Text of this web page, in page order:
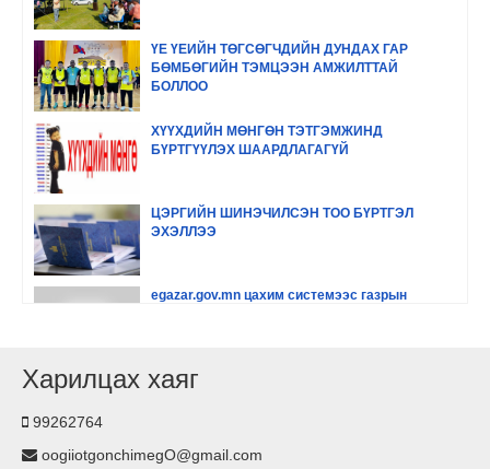
ҮЕ ҮЕИЙН ТӨГСӨГЧДИЙН ДУНДАХ ГАР
БӨМБӨГИЙН ТЭМЦЭЭН АМЖИЛТТАЙ
БОЛЛОО
ХҮҮХДИЙН МӨНГӨН ТЭТГЭМЖИНД
БҮРТГҮҮЛЭХ ШААРДЛАГАГҮЙ
ЦЭРГИЙН ШИНЭЧИЛСЭН ТОО БҮРТГЭЛ
ЭХЭЛЛЭЭ
egazar.gov.mn цахим системээс газрын
www.egazar.gov.mn буюу #Land_manager
Тариаланчдын алтан намар-2022
Харилцах хаяг
99262764
oogiiotgonchimegO@gmail.com